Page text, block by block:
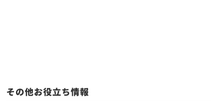
フリーワード入力(製品名等)
その他お役立ち情報